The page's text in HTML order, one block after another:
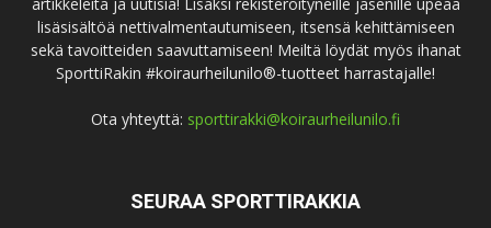
lisäsisältöä nettivalmentautumiseen, itsensä kehittämiseen
sekä tavoitteiden saavuttamiseen! Meiltä löydät myös ihanat
SporttiRakin #koiraurheilunilo®-tuotteet harrastajalle!
Ota yhteyttä: sporttirakki@koiraurheilunilo.fi
SEURAA SPORTTIRAKKIA